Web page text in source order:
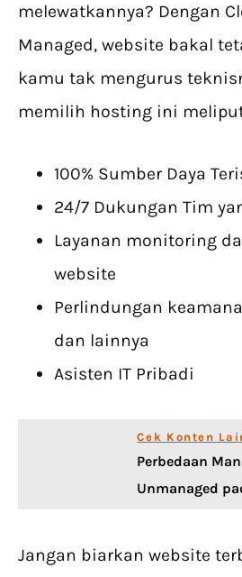
melewatkannya? Dengan
Managed, website bakal
kamu tak mengurus
memilih hosting ini
100% Sumber Daya
24/7 Dukungan Tim
Layanan monitoring
website
Perlindungan
dan lainnya
Asisten IT Pribadi
Cek Konten
Perbedaan
Unmanaged
Jangan biarkan website